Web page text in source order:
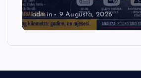
admin 9 Augusta, 2026